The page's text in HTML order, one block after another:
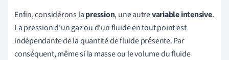
Enfin, considérons lapression, une autrevariable intensive.
La pression d'un gaz ou d'un fluide en tout point est
indépendante de la quantité de fluide présente. Par
conséquent, même si la masse ou le volume du fluide